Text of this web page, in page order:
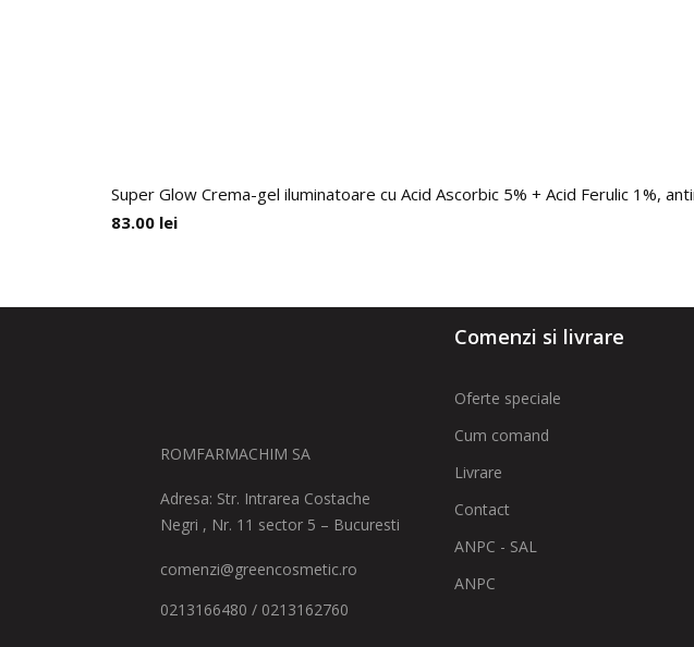
Super Glow Crema-gel iluminatoare cu Acid Ascorbic 5% + Acid Ferulic 1%,
83.00 lei
ROMFARMACHIM SA
Adresa: Str. Intrarea Costache
Negri , Nr. 11 sector 5 – Bucuresti
comenzi@greencosmetic.ro
0213166480 / 0213162760
Comenzi si livrare
Oferte speciale
Cum comand
Livrare
Contact
ANPC - SAL
ANPC